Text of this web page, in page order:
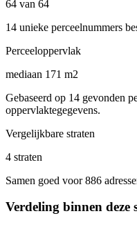
64 van 64
14 unieke perceelnummers
Perceeloppervlak
mediaan 171 m2
Gebaseerd op 14 gevonden
oppervlaktegegevens.
Vergelijkbare straten
4 straten
Samen goed voor 886
Verdeling binnen deze